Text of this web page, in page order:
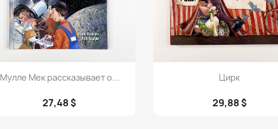
Просмотр
Мулле Мек рассказывает о...
27,48 $
Просмотр
Цирк
29,88 $